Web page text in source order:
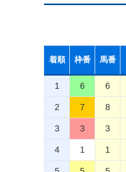
着順 枠番 馬番
1 6 6
2 7 8
3 3 3
4 1 1